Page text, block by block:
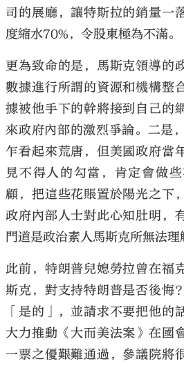
司的展廳，讓特斯拉的銷量一
度縮水70%，令股東極為不滿。
更為致命的是，馬斯克領導的
數據進行所謂的資源和機構整
據被他手下的幹將接到自己的
來政府內部的激烈爭論。二是
乍看起來荒唐，但美國政府當
見不得人的勾當，肯定會做
顧，把這些花賬置於陽光之下
政府內部人士對此心知肚明，
門道是政治素人馬斯克所無法理
此前，特朗普兒媳勞拉曾在福
斯克，對支持特朗普是否後悔
「是的」，並請求不要把他的
大力推動《大而美法案》在國
一票之優艱難通過，參議院將